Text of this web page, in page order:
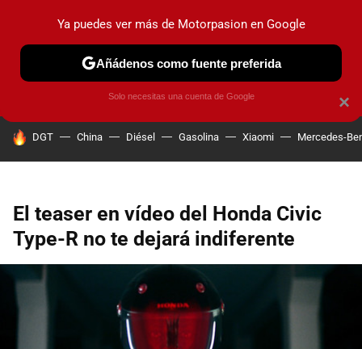
PRUEBAS COCHES ELÉCTRICOS OBSERVATORIO
HOY SE HABLA DE
DGT China Diésel Gasolina Xiaomi Mercedes-
El teaser en vídeo del Honda Civic
Type-R no te dejará indiferente
×
Ya puedes ver más de Motorpasion en Google
Añádenos como fuente preferida
Solo necesitas una cuenta de Google